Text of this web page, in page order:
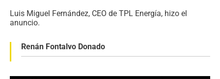
Luis Miguel Fernández, CEO de TPL Energía, hizo el
anuncio.
Renán Fontalvo Donado